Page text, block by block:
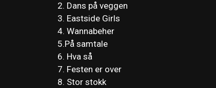
2. Dans på veggen
3. Eastside Girls
4. Wannabeher
5.På samtale
6. Hva så
7. Festen er over
8. Stor stokk